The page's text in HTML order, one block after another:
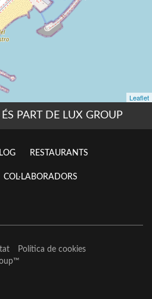
PART DE LUX GROUP
RESTAURANTS
COL·LABORADORS
Política de cookies
™